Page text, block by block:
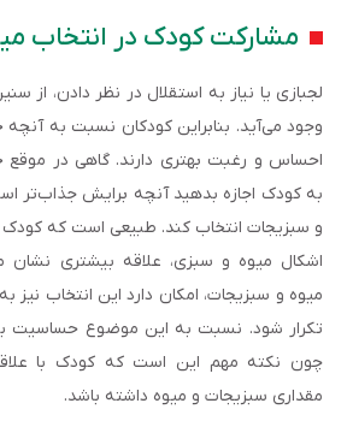
مشارکت کودک در انتخاب
وجود می‌آید. بنابراین کودکان نسبت به آنچه
احساس و رغبت بهتری دارند. گاهی در موقع
به کودک اجازه بدهید آنچه برایش جذاب‌تر
و سبزیجات انتخاب کند. طبیعی است که
اشکال میوه و سبزی، علاقه بیشتری نشان
میوه و سبزیجات، امکان دارد این انتخاب نیز
تکرار شود. نسبت به این موضوع حساسیت
چون نکته مهم این است که کودک با
مقداری سبزیجات و میوه داشته باشد.